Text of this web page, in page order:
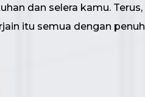
dan selera kamu. Terus,
itu semua dengan penuh